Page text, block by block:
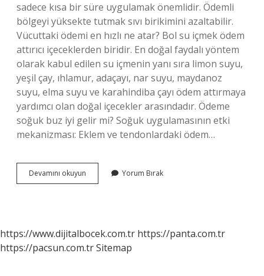
sadece kısa bir süre uygulamak önemlidir. Ödemli
bölgeyi yüksekte tutmak sıvı birikimini azaltabilir.
Vücuttaki ödemi en hızlı ne atar? Bol su içmek ödem
attırıcı içeceklerden biridir. En doğal faydalı yöntem
olarak kabul edilen su içmenin yanı sıra limon suyu,
yeşil çay, ıhlamur, adaçayı, nar suyu, maydanoz
suyu, elma suyu ve karahindiba çayı ödem attırmaya
yardımcı olan doğal içecekler arasındadır. Ödeme
soğuk buz iyi gelir mi? Soğuk uygulamasının etki
mekanizması: Eklem ve tendonlardaki ödem…
Devamını okuyun
Ödemi
Yorum Bırak
https://www.dijitalbocek.com.tr https://panta.com.tr
https://pacsun.com.trSitemap